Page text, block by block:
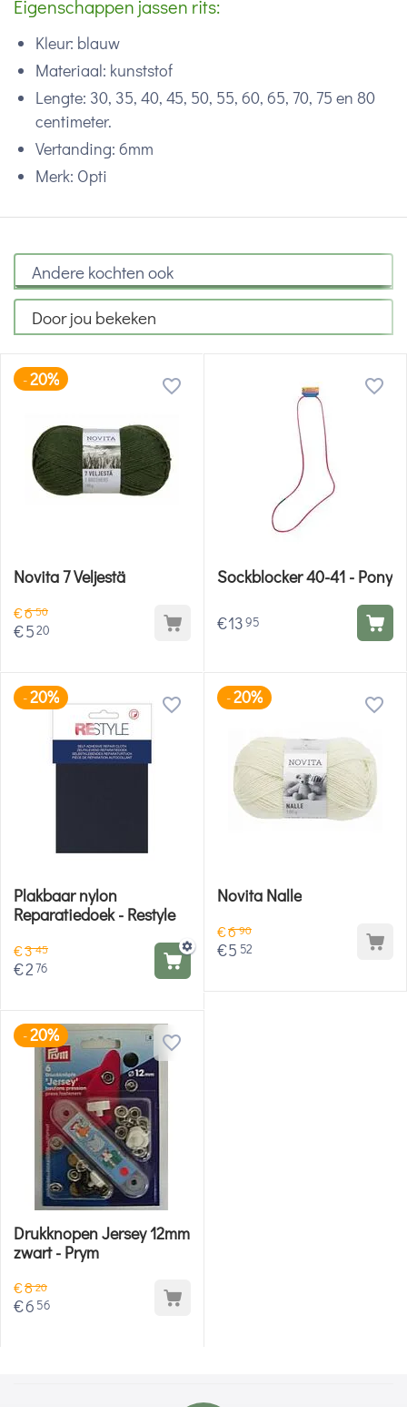
Eigenschappen jassen rits:
Kleur: blauw
Materiaal: kunststof
Lengte: 30, 35, 40, 45, 50, 55, 60, 65, 70, 75 en 80
centimeter.
Vertanding: 6mm
Merk: Opti
Andere kochten ook
Door jou bekeken
-20%
Novita 7 Veljestä
€650
€520
Sockblocker 40-41 - Pony
€1395
-20%
Plakbaar nylon
Reparatiedoek - Restyle
€345
€276
-20%
Novita Nalle
€690
€5 52
-20%
Drukknopen Jersey 12mm
zwart - Prym
€820
€6 56